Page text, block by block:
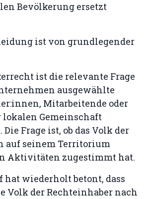
Bevölkerung ersetzt
ist von grundlegender
ist die relevante Frage
ausgewählte
Mitarbeitende oder
Gemeinschaft
Frage ist, ob das Volk der
auf seinem Territorium
Aktivitäten zugestimmt hat.
hat wiederholt betont, dass
Volk der Rechteinhaber nach